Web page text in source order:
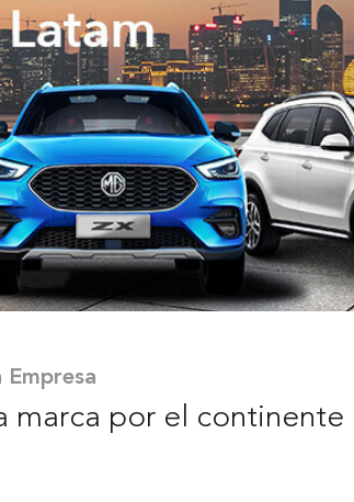
Empresa
marca por el continente